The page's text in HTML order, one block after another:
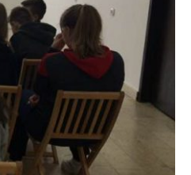
06/08/2026
Proslavljen Dan rudara 2026.